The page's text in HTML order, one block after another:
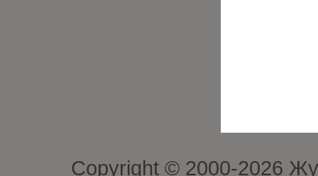
Copyright © 2000-2026